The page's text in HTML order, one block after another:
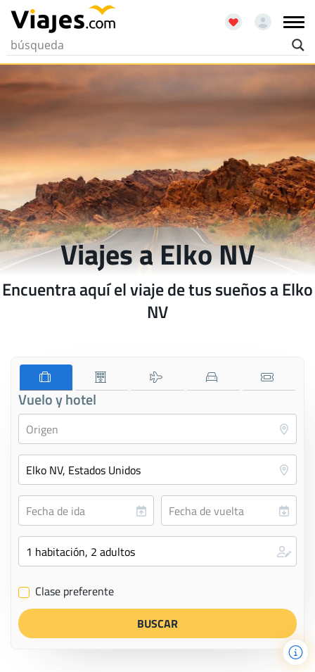
Viajes a Elko NV
Encuentra aquí el viaje de tus sueños a Elko
NV
Vuelo y hotel
✔ Clase preferente